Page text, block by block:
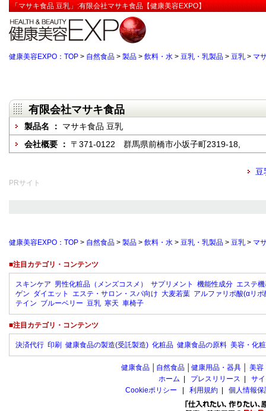
「マサキ食品 豆乳」:有限会社マサキ食品【健康美容EXPO】
健康美容EXPO：TOP > 自然食品 > 製品 > 飲料・水 > 豆乳・乳製品 > 豆乳 > マ
有限会社マサキ食品
製品名 ： マサキ食品 豆乳
会社概要 ： 〒371-0122 群馬県前橋市小坂子町2319-18,
豆
PRサイト
健康美容EXPO：TOP > 自然食品 > 製品 > 飲料・水 > 豆乳・乳製品 > 豆乳 > マ
■注目カテゴリ・コンテンツ
スキンケア 男性化粧品（メンズコスメ） サプリメント 機能性成分 エステ
ゲン ダイエット エステ・サロン・スパ向け 大麦若葉 アルファリポ酸(αリポ
テイン ブルーベリー 豆乳 寒天 車椅子
■注目カテゴリ・コンテンツ
決済代行 印刷 健康食品の製造(受託製造) 化粧品 健康食品の原料 美容・化
健康食品 自然食品 健康用品・器具 美容
ホーム
プレスリリース
サ
Cookieポリシー
利用規約 個人情報